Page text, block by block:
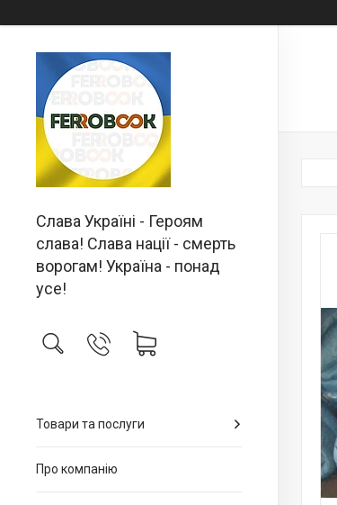
Слава Україні - Героям
слава! Слава нації - смерть
ворогам! Україна - понад
усе!
Товари та послуги
Про компанію